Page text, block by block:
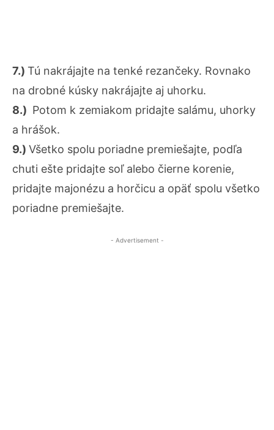
7.) Tú nakrájajte na tenké rezančeky. Rovnako
na drobné kúsky nakrájajte aj uhorku.
8.) Potom k zemiakom pridajte salámu, uhorky
a hrášok.
9.) Všetko spolu poriadne premiešajte, podľa
chuti ešte pridajte soľ alebo čierne korenie,
pridajte majonézu a horčicu a opäť spolu všetko
poriadne premiešajte.
- Advertisement -